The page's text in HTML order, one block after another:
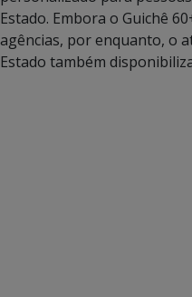
Estado. Embora o Guichê
agências, por enquanto, o
Estado também